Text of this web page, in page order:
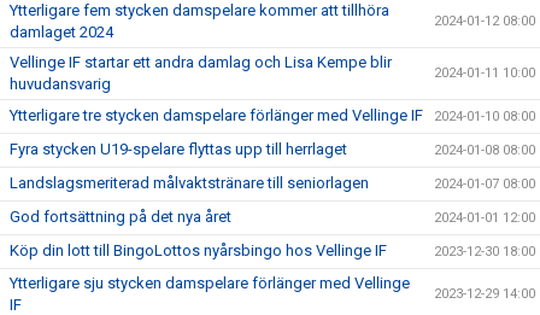
Ytterligare fem stycken damspelare kommer att tillhöra
damlaget 2024
2024-01-12 08:00
Vellinge IF startar ett andra damlag och Lisa Kempe blir
huvudansvarig
2024-01-11 10:00
Ytterligare tre stycken damspelare förlänger med Vellinge IF 2024-01-10 08:00
Fyra stycken U19-spelare flyttas upp till herrlaget 2024-01-08 08:00
Landslagsmeriterad målvaktstränare till seniorlagen 2024-01-07 08:00
God fortsättning på det nya året 2024-01-01 12:00
Köp din lott till BingoLottos nyårsbingo hos Vellinge IF 2023-12-30 18:00
Ytterligare sju stycken damspelare förlänger med Vellinge
IF
2023-12-29 14:00